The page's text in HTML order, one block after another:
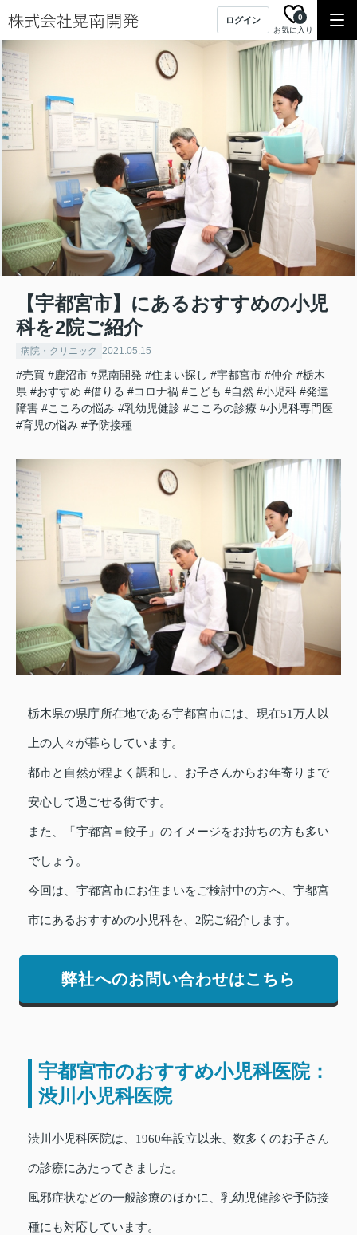
ログイン
お気に入り
0
【宇都宮市】にあるおすすめの小児
科を2院ご紹介
病院・クリニック 2021.05.15
#売買 #鹿沼市 #晃南開発 #住まい探し #宇都宮市 #仲介 #栃木
県 #おすすめ #借りる #コロナ禍 #こども #自然 #小児科 #発達
障害 #こころの悩み #乳幼児健診 #こころの診療 #小児科専門医
#育児の悩み #予防接種
栃木県の県庁所在地である宇都宮市には、現在51万人以
上の人々が暮らしています。
都市と自然が程よく調和し、お子さんからお年寄りまで
安心して過ごせる街です。
また、「宇都宮＝餃子」のイメージをお持ちの方も多い
でしょう。
今回は、宇都宮市にお住まいをご検討中の方へ、宇都宮
市にあるおすすめの小児科を、2院ご紹介します。
弊社へのお問い合わせはこちら
宇都宮市のおすすめ小児科医院：
渋川小児科医院
渋川小児科医院は、1960年設立以来、数多くのお子さん
の診療にあたってきました。
風邪症状などの一般診療のほかに、乳幼児健診や予防接
種にも対応しています。